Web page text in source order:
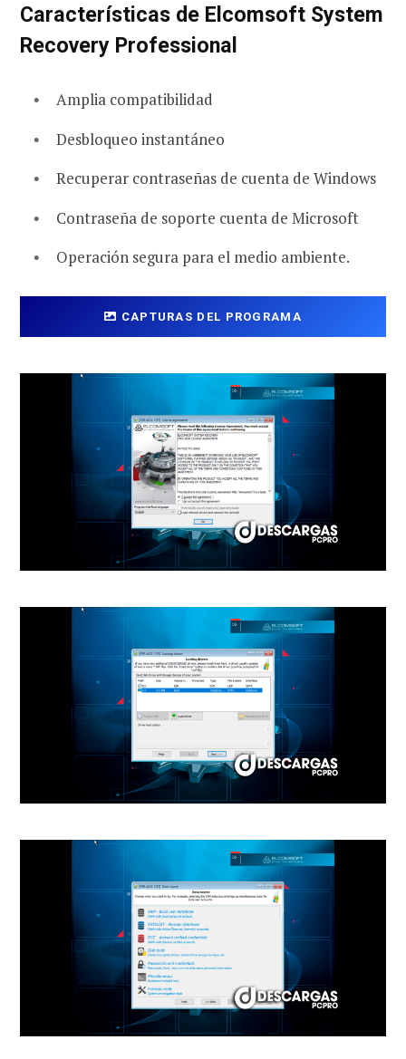
Características de Elcomsoft System
Recovery Professional
Amplia compatibilidad
Desbloqueo instantáneo
Recuperar contraseñas de cuenta de Windows
Contraseña de soporte cuenta de Microsoft
Operación segura para el medio ambiente.
CAPTURAS DEL PROGRAMA